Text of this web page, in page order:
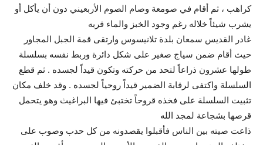
كراهب ، ثم أقام في صومعة وصام الصوم الأربعيني دون أن يأكل أو
يشرب شيئاً خلاله رغم وجود الخبز والماء قربه
غادر القديس سمعان بلدة تلانيسوس وارتقى قمة الجبل المجاور
حيث أقام ضمن سياج صغير على شكل دائرة وربط نفسه بسلسلة
طولها عشرون ذراعاً لتحد من حركته وتكون قيداً لجسده . ثم قطع
السلسلة واكتفى لرقابة الضمير قيداً روحياً لجسده . وقد خلف مكان
تثبيت السلسلة على فخذه قروحاً تختبئ فيها البراغيث وهو يتحمل
قرصها بشجاعة لمجد الله
ذاعت صيته بين الناس فأقبلوا يقصدونه من كل حدب وصوب على